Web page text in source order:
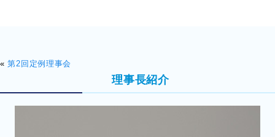
«第2回定例理事会
理事長紹介